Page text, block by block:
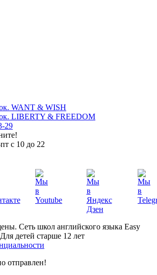
WANT & WISH
LIBERTY & FREEDOM
29
с 10 до 22
Сеть школ английского языка Easy
детей старше 12 лет
отправлен!